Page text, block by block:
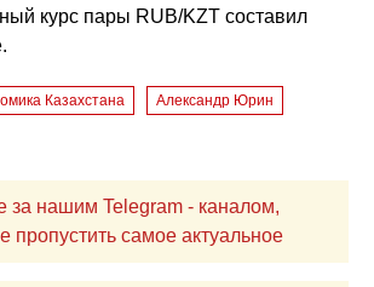
курс пары RUB/KZT составил
Казахстана Александр Юрин
за нашим Telegram - каналом,
чтобы не пропустить самое актуальное